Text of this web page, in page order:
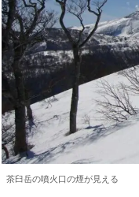
茶臼岳の噴火口の煙が見える